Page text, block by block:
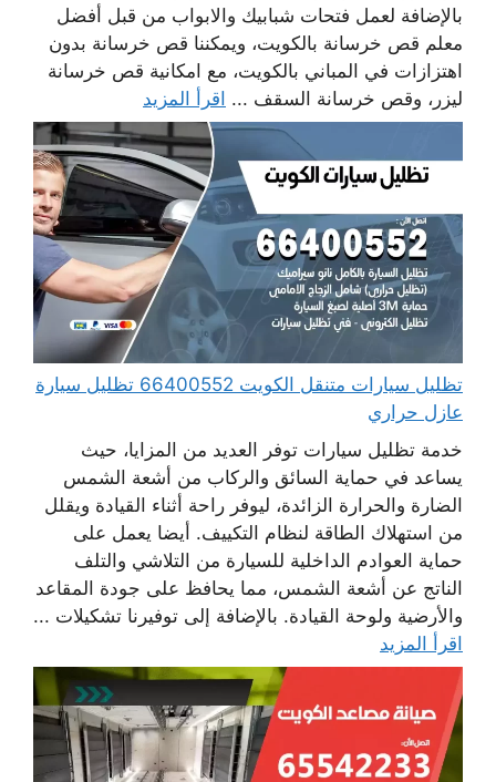
بالإضافة لعمل فتحات شبابيك والابواب من قبل أفضل
معلم قص خرسانة بالكويت، ويمكننا قص خرسانة بدون
اهتزازات في المباني بالكويت، مع امكانية قص خرسانة
ليزر، وقص خرسانة السقف ... اقرأ المزيد
تظليل سيارات متنقل الكويت 66400552 تظليل سيارة
عازل حراري
خدمة تظليل سيارات توفر العديد من المزايا، حيث
يساعد في حماية السائق والركاب من أشعة الشمس
الضارة والحرارة الزائدة، ليوفر راحة أثناء القيادة ويقلل
من استهلاك الطاقة لنظام التكييف. أيضا يعمل على
حماية العوادم الداخلية للسيارة من التلاشي والتلف
الناتج عن أشعة الشمس، مما يحافظ على جودة المقاعد
والأرضية ولوحة القيادة. بالإضافة إلى توفيرنا تشكيلات ...
اقرأ المزيد